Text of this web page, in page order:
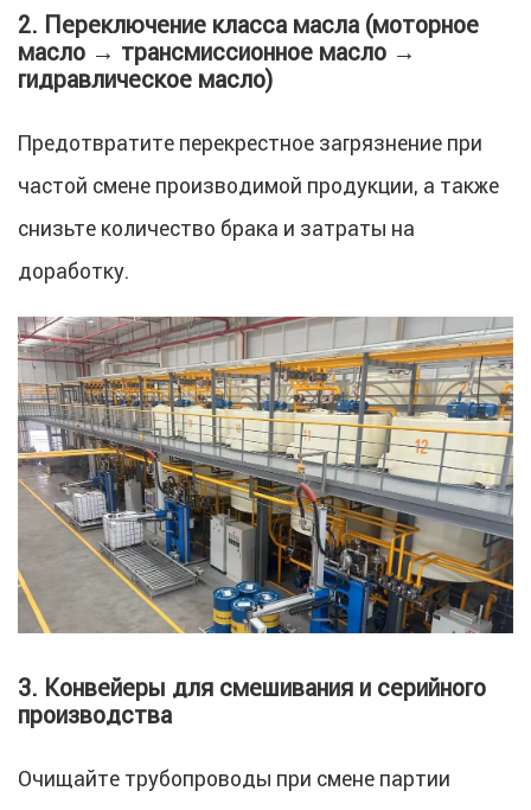
2. Переключение класса масла (моторное
масло → трансмиссионное масло →
гидравлическое масло)
Предотвратите перекрестное загрязнение при
частой смене производимой продукции, а также
снизьте количество брака и затраты на
доработку.
3. Конвейеры для смешивания и серийного
производства
Очищайте трубопроводы при смене партии